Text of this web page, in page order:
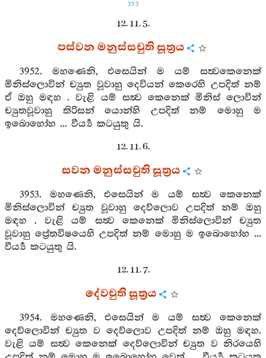
353
12. 11. 5.
පස්වන මනුස්සචුති සූත්‍රය
3952. මහණෙනි, එසෙයින් ම යම් සත්‍වකෙනෙක්
මිනිස්ලොවින් ච්‍යුත වූවාහු දෙවියන් කෙරෙහි උපදිත් නම්
ඒ ඔහු මඳහ . වැළි යම් සත්‍ව කෙනෙක් මිනිස් ලොවින්
ච්‍යුතවූවාහු තිරිසන් යොන්හි උපදිත් නම් මොහු ම
ඉබොහෝහ ... වීර්‍ය්‍ය කටයුතු යි.
12. 11. 6.
සවන මනුස්සචුති සූත්‍රය
3953. මහණෙනි, එසෙයින් ම යම් සත්‍ව කෙනෙක්
මිනිස්ලොවින් ච්‍යුත වූවාහු දෙව්ලොව උපදිත් නම් ඔහු
මඳහ . වැළි යම් සත්‍ව කෙනෙක් මිනිස්ලොවින් ච්‍යුත
වූවාහු ප්‍රේතවිෂයෙහි උපදිත් නම් මොහු ම ඉබොහෝහ ...
වීර්‍ය්‍ය කටයුතු යි.
12. 11. 7.
දේවචුති සූත්‍රය
3954. මහණෙනි, එසෙයින් ම යම් සත්‍ව කෙනෙක්
දෙව්ලොවින් ච්‍යුත ව දෙව්ලොව උපදිත් නම් ඔහු මඳහ.
වැළි යම් සත්‍ව කෙනෙක් දෙව්ලොවින් ච්‍යුත ව නිරයෙහි